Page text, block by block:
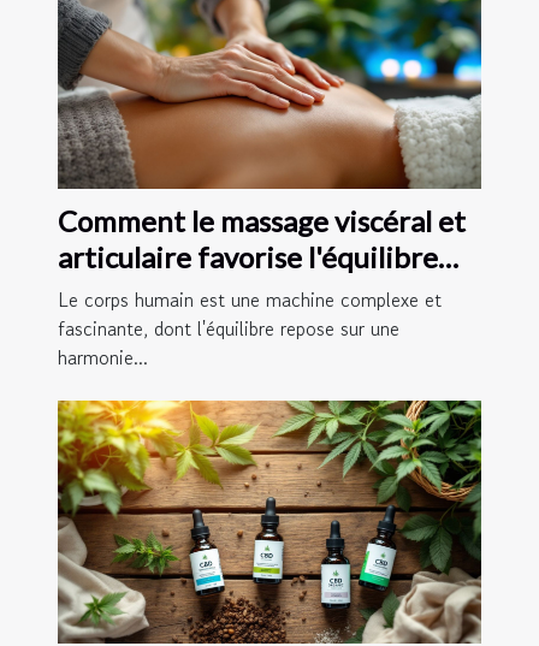
Comment le massage viscéral et
articulaire favorise l'équilibre
corporel
Le corps humain est une machine complexe et
fascinante, dont l'équilibre repose sur une
harmonie...